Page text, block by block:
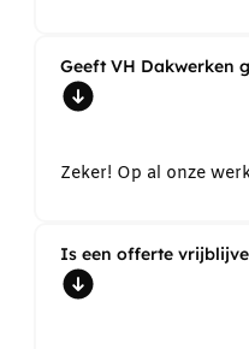
Geeft VH Dakwerken
Zeker! Op al onze
Is een offerte